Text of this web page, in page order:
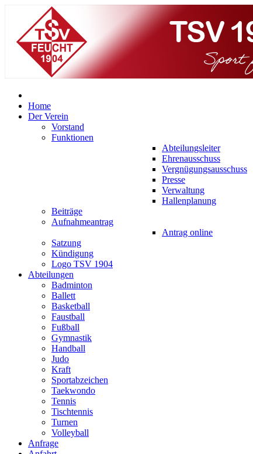
Home
Der Verein
Vorstand
Funktionen
Abteilungsleiter
Ehrenausschuss
Vergnügungsausschuss
Presse
Verwaltung
Hallenplanung
Beiträge
Aufnahmeantrag
Antrag online
Satzung
Kündigung
Logo TSV 1904
Abteilungen
Badminton
Ballett
Basketball
Faustball
Fußball
Gymnastik
Handball
Judo
Kraft
Sportabzeichen
Taekwondo
Tennis
Tischtennis
Turnen
Volleyball
Anfrage